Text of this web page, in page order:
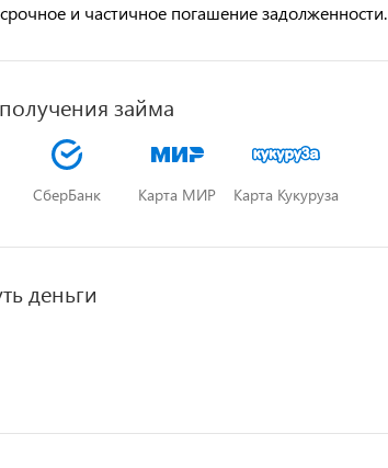
и частичное погашение задолженности.
займа
СберБанк Карта МИР Карта Кукуруза
деньги